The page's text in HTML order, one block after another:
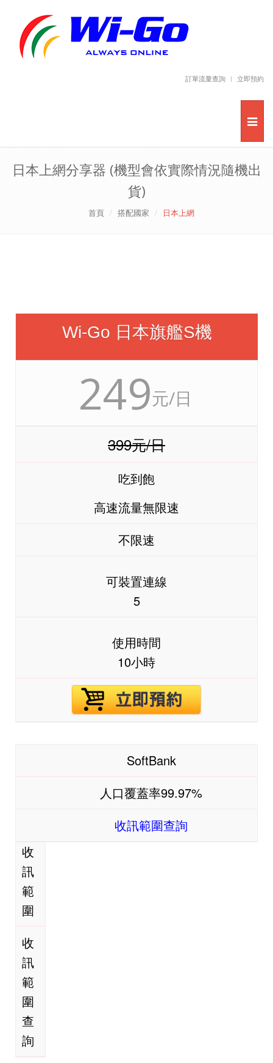
訂單流量查詢 立即預約
日本上網分享器 (機型會依實際情況隨機出
貨)
首頁 搭配國家 日本上網
Wi-Go 日本旗艦S機
249元/日
399元/日
吃到飽
高速流量無限速
不限速
可裝置連線
5
使用時間
10小時
收
訊
範
圍
收
訊
範
圍
查
詢
SoftBank
人口覆蓋率99.97%
收訊範圍查詢